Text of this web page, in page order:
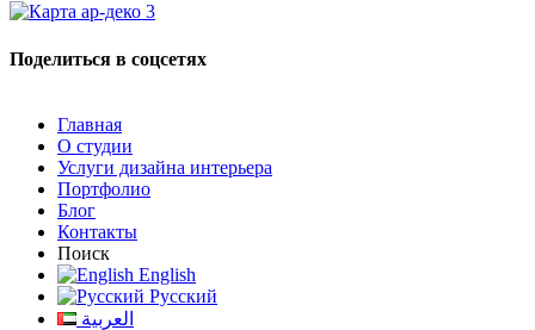
Поделиться в соцсетях
Главная
О студии
Услуги дизайна интерьера
Портфолио
Блог
Контакты
Поиск
English
Русский
العربية